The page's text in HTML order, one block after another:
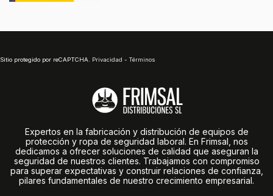
Expertos en la fabricación y distribución de equipos de
protección y ropa de seguridad laboral. En Frimsal, nos
dedicamos a ofrecer soluciones de calidad que aseguran la
seguridad de nuestros clientes. Trabajamos con compromiso
para superar expectativas y construir relaciones de confianza,
pilares fundamentales de nuestro crecimiento empresarial.
Sitio protegido por reCAPTCHA. Privacidad - Términos